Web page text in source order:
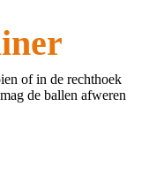
of in de rechthoek
de ballen afweren